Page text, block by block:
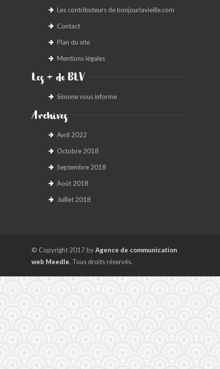
Les contributeurs de bonjourlavieille.com
Contact
Plan du site
Mentions légales
Les + de BLV
Simone vous informe
Archives
Avril 2022
Octobre 2018
Septembre 2018
Août 2018
Juillet 2018
© Copyright 2017 byAgence de communication
web Meedle. Tous droits réservés.